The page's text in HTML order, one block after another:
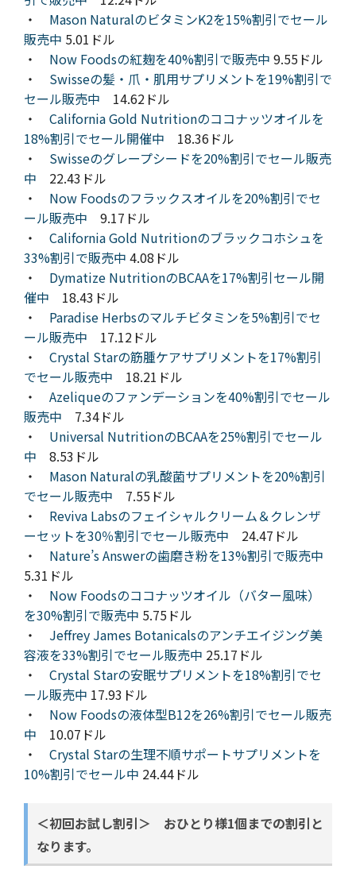
・ Mason NaturalのビタミンK2を15%割引でセール
販売中 5.01ドル
・ Now Foodsの紅麹を40%割引で販売中 9.55ドル
・ Swisseの髪・爪・肌用サプリメントを19%割引で
セール販売中 14.62ドル
・ California Gold Nutritionのココナッツオイルを
18%割引でセール開催中 18.36ドル
・ Swisseのグレープシードを20%割引でセール販売
中 22.43ドル
・ Now Foodsのフラックスオイルを20%割引でセ
ール販売中 9.17ドル
・ California Gold Nutritionのブラックコホシュを
33%割引で販売中 4.08ドル
・ Dymatize NutritionのBCAAを17%割引セール開
催中 18.43ドル
・ Paradise Herbsのマルチビタミンを5%割引でセ
ール販売中 17.12ドル
・ Crystal Starの筋腫ケアサプリメントを17%割引
でセール販売中 18.21ドル
・ Azeliqueのファンデーションを40%割引でセール
販売中 7.34ドル
・ Universal NutritionのBCAAを25%割引でセール
中 8.53ドル
・ Mason Naturalの乳酸菌サプリメントを20%割引
でセール販売中 7.55ドル
・ Reviva Labsのフェイシャルクリーム＆クレンザ
ーセットを30％割引でセール販売中 24.47ドル
・ Nature’s Answerの歯磨き粉を13%割引で販売中
5.31ドル
・ Now Foodsのココナッツオイル（バター風味）
を30%割引で販売中 5.75ドル
・ Jeffrey James Botanicalsのアンチエイジング美
容液を33%割引でセール販売中 25.17ドル
・ Crystal Starの安眠サプリメントを18%割引でセ
ール販売中 17.93ドル
・ Now Foodsの液体型B12を26%割引でセール販売
中 10.07ドル
・ Crystal Starの生理不順サポートサプリメントを
10%割引でセール中 24.44ドル
＜初回お試し割引＞ おひとり様1個までの割引と
なります。